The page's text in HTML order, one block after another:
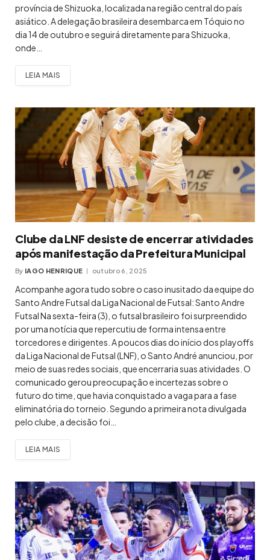
província de Shizuoka, localizada na região central do país
asiático. A delegação brasileira desembarca em Tóquio no
dia 14 de outubro e seguirá diretamente para Shizuoka,
onde…
LEIA MAIS
Clube da LNF desiste de encerrar atividades
após manifestação da Prefeitura Municipal
By IAGO HENRIQUE outubro 6, 2025
Acompanhe agora tudo sobre o caso inusitado da equipe do
Santo Andre Futsal da Liga Nacional de Futsal: Santo Andre
Futsal Na sexta-feira (3), o futsal brasileiro foi surpreendido
por uma notícia que repercutiu de forma intensa entre
torcedores e dirigentes. A poucos dias do início dos playoffs
da Liga Nacional de Futsal (LNF), o Santo André anunciou, por
meio de suas redes sociais, que encerraria suas atividades. O
comunicado gerou preocupação e incertezas sobre o
futuro do time, que havia conquistado a vaga para a fase
eliminatória do torneio. Segundo a primeira nota divulgada
pelo clube, a decisão foi…
LEIA MAIS